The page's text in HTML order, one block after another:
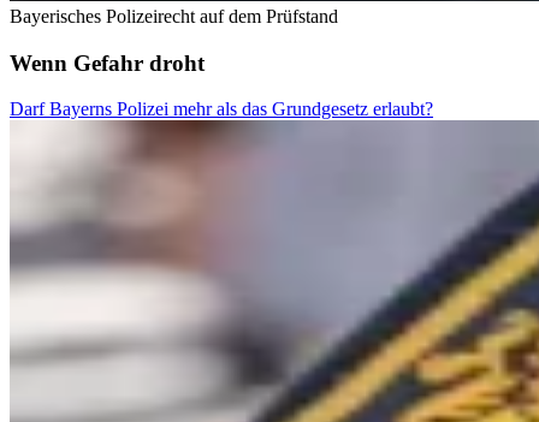
Bayerisches Polizeirecht auf dem Prüfstand
Wenn Gefahr droht
Darf Bayerns Polizei mehr als das Grundgesetz erlaubt?